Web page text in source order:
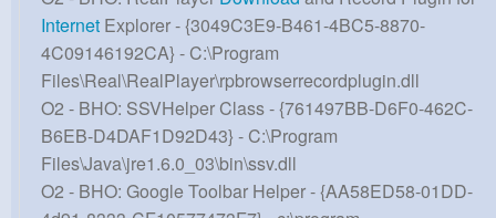
Internet Explorer - {3049C3E9-B461-4BC5-8870-
4C09146192CA} - C:\Program
Files\Real\RealPlayer\rpbrowserrecordplugin.dll
O2 - BHO: SSVHelper Class - {761497BB-D6F0-462C-
B6EB-D4DAF1D92D43} - C:\Program
Files\Java\jre1.6.0_03\bin\ssv.dll
O2 - BHO: Google Toolbar Helper - {AA58ED58-01DD-